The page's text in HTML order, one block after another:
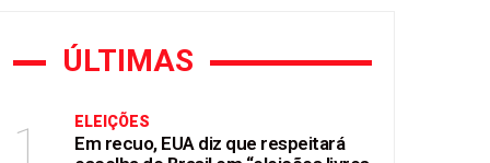
ÚLTIMAS
1 ELEIÇÕES
Em recuo, EUA diz que respeitará